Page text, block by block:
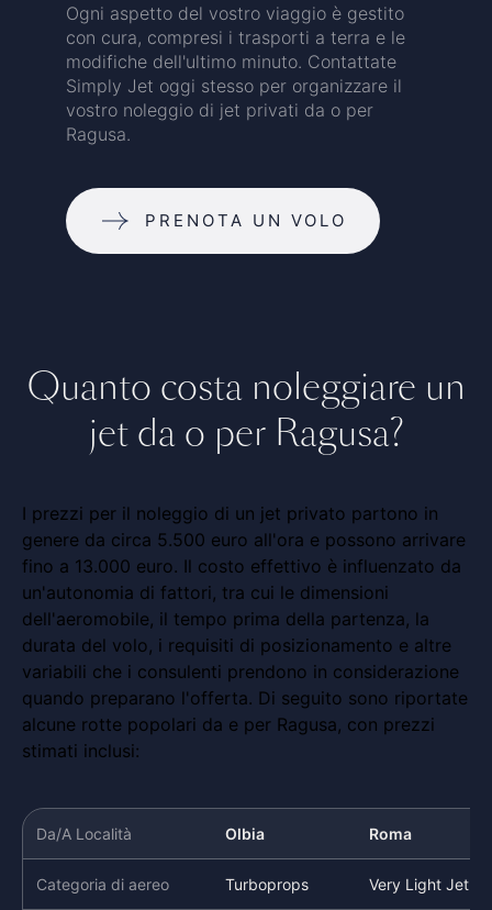
Ogni aspetto del vostro viaggio è gestito
con cura, compresi i trasporti a terra e le
modifiche dell'ultimo minuto. Contattate
Simply Jet oggi stesso per organizzare il
vostro noleggio di jet privati da o per
Ragusa.
PRENOTA UN VOLO
Quanto costa noleggiare un
jet da o per Ragusa?
I prezzi per il noleggio di un jet privato partono in
genere da circa 5.500 euro all'ora e possono arrivare
fino a 13.000 euro. Il costo effettivo è influenzato da
un'autonomia di fattori, tra cui le dimensioni
dell'aeromobile, il tempo prima della partenza, la
durata del volo, i requisiti di posizionamento e altre
variabili che i consulenti prendono in considerazione
quando preparano l'offerta. Di seguito sono riportate
alcune rotte popolari da e per Ragusa, con prezzi
stimati inclusi:
Da/A Località Olbia Roma
Categoria di aereo Turboprops Very Light Jet